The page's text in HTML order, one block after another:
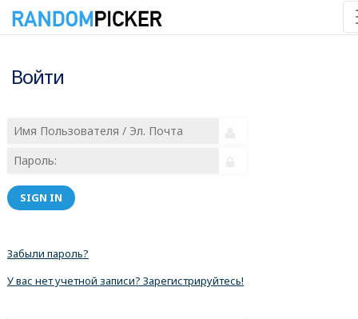
Войти
SIGN IN
Забыли пароль?
У вас нет учетной записи? Зарегистрируйтесь!